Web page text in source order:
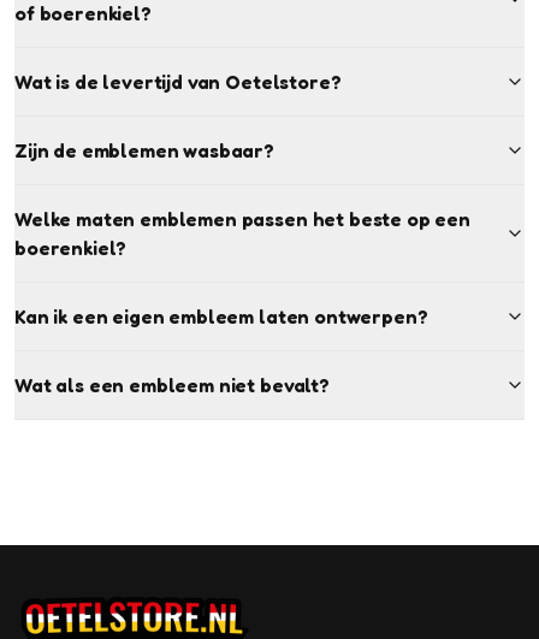
of boerenkiel?
Wat is de levertijd van Oetelstore?
Zijn de emblemen wasbaar?
Welke maten emblemen passen het beste op een
boerenkiel?
Kan ik een eigen embleem laten ontwerpen?
Wat als een embleem niet bevalt?